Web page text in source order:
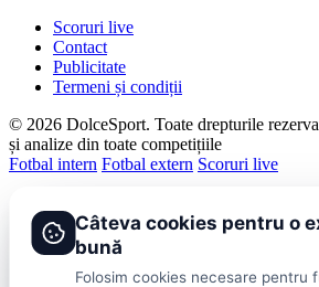
Scoruri live
Contact
Publicitate
Termeni și condiții
© 2026 DolceSport. Toate drepturile
și analize din toate competițiile
Fotbal intern Fotbal extern Scoruri live
Câteva cookies pentru o
bună
Folosim cookies necesare pentru